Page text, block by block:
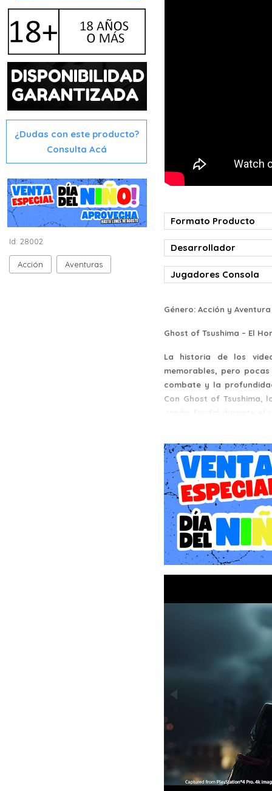
¿Dudas con este producto?
Consulta Acá
Id: 28002
Acción Aventuras
Formato Producto
Desarrollador
Jugadores Consola
Género: Acción y
Ghost of Tsushima – El
La historia de los
memorables, pero
combate y la
Con Ghost of
Historia del Juego y el
La trama se sitúa en el
Imperio de los Yuan,
masivamente en las
utilizarlo como
enfrentamiento en las
sin piedad frente a una
Yuna, una ladrona
sombras conocida como
Gameplay, Mecánicas y
En el plano
sumamente técnico que
y sincronización
diseñadas